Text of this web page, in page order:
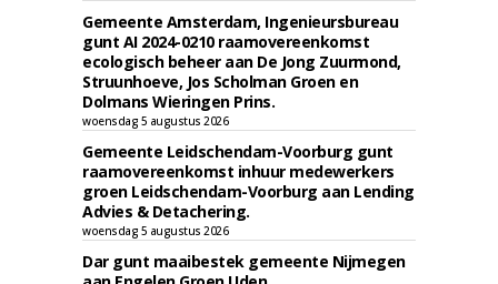
Gemeente Amsterdam, Ingenieursbureau
gunt AI 2024-0210 raamovereenkomst
ecologisch beheer aan De Jong Zuurmond,
Struunhoeve, Jos Scholman Groen en
Dolmans Wieringen Prins.
woensdag 5 augustus 2026
Gemeente Leidschendam-Voorburg gunt
raamovereenkomst inhuur medewerkers
groen Leidschendam-Voorburg aan Lending
Advies & Detachering.
woensdag 5 augustus 2026
Dar gunt maaibestek gemeente Nijmegen